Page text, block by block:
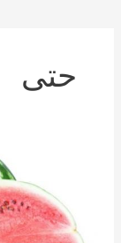
حتی
هندوانه